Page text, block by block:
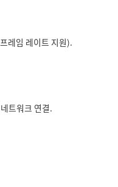
레임 레이트 지원).
트워크 연결.